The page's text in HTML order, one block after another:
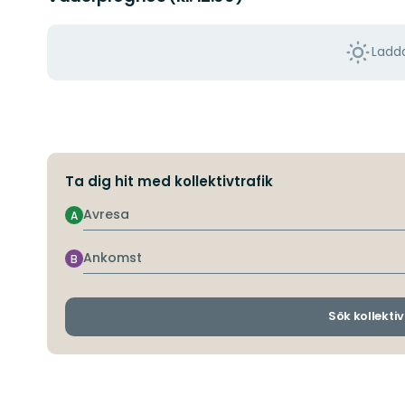
Ta dig hit med kollektivtrafik
Avresa
A
Ankomst
B
Sök